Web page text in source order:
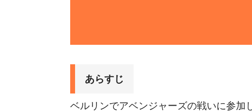
あらすじ
ベルリンでアベンジャーズの戦いに参加